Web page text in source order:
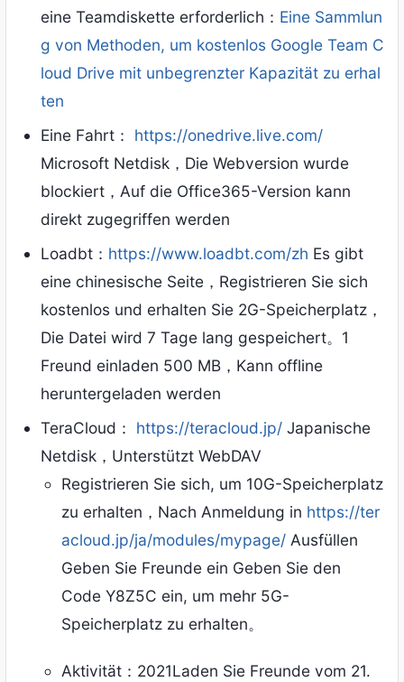
eine Teamdiskette erforderlich： Eine Sammlun
g von Methoden, um kostenlos Google Team C
loud Drive mit unbegrenzter Kapazität zu erhal
ten
Eine Fahrt： https://onedrive.live.com/
Microsoft Netdisk，Die Webversion wurde
blockiert，Auf die Office365-Version kann
direkt zugegriffen werden
Loadbt： https://www.loadbt.com/zh Es gibt
eine chinesische Seite，Registrieren Sie sich
kostenlos und erhalten Sie 2G-Speicherplatz，
Die Datei wird 7 Tage lang gespeichert。1
Freund einladen 500 MB，Kann offline
heruntergeladen werden
TeraCloud： https://teracloud.jp/ Japanische
Netdisk，Unterstützt WebDAV
Registrieren Sie sich, um 10G-Speicherplatz
zu erhalten，Nach Anmeldung in https://ter
acloud.jp/ja/modules/mypage/ Ausfüllen
Geben Sie Freunde ein Geben Sie den
Code Y8Z5C ein, um mehr 5G-
Speicherplatz zu erhalten。
Aktivität：2021Laden Sie Freunde vom 21.